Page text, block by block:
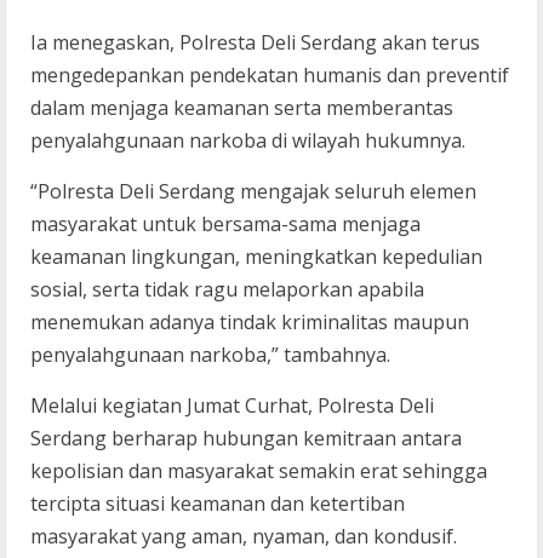
Ia menegaskan, Polresta Deli Serdang akan terus
mengedepankan pendekatan humanis dan preventif
dalam menjaga keamanan serta memberantas
penyalahgunaan narkoba di wilayah hukumnya.
“Polresta Deli Serdang mengajak seluruh elemen
masyarakat untuk bersama-sama menjaga
keamanan lingkungan, meningkatkan kepedulian
sosial, serta tidak ragu melaporkan apabila
menemukan adanya tindak kriminalitas maupun
penyalahgunaan narkoba,” tambahnya.
Melalui kegiatan Jumat Curhat, Polresta Deli
Serdang berharap hubungan kemitraan antara
kepolisian dan masyarakat semakin erat sehingga
tercipta situasi keamanan dan ketertiban
masyarakat yang aman, nyaman, dan kondusif.